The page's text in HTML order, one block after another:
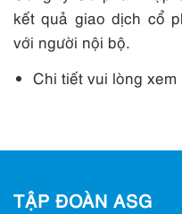
kết quả giao dịch cổ
với người nội bộ.
Chi tiết vui lòng xem
TẬP ĐOÀN ASG